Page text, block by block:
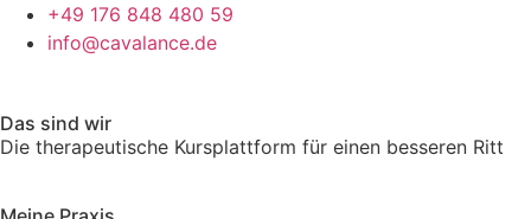
+49 176 848 480 59
info@cavalance.de
Das sind wir
Die therapeutische Kursplattform für einen besseren Ritt